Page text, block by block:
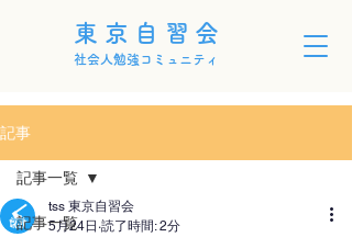
東京自習会
社会人勉強コミュニティ
記事
記事一覧
記事一覧
tss 東京自習会
5月24日 読了時間: 2分